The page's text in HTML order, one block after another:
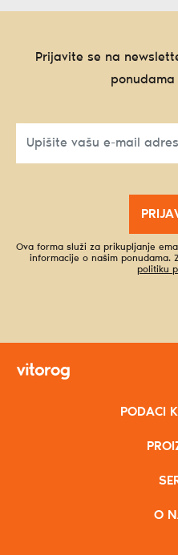
Prijavite se na
Ova forma služi za prikupljanje
informacije o našim ponudama.
politiku
PODACI
O